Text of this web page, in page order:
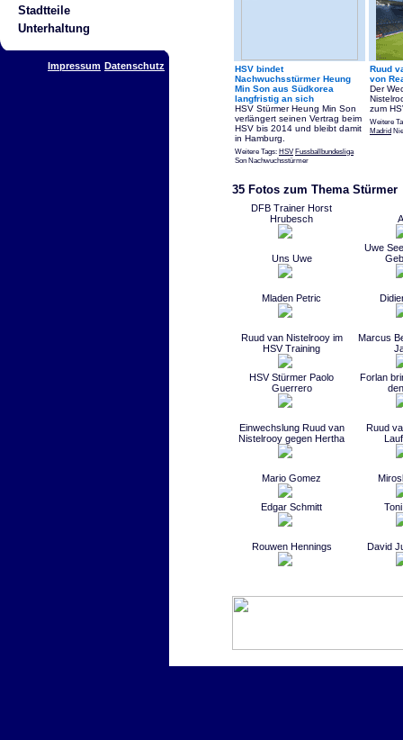
Stadtteile
Unterhaltung
Impressum Datenschutz
HSV bindet
Nachwuchsstürmer Heung
Min Son aus Südkorea
langfristig an sich
HSV Stürmer Heung Min Son
verlängert seinen Vertrag beim
HSV bis 2014 und bleibt damit
in Hamburg.
Weitere Tags: HSV Fussballbundesliga
Son Nachwuchsstürmer
Ruud
von
Der
zum
Weitere
Madrid
35 Fotos zum Thema Stürmer
DFB Trainer Horst
Hrubesch
Uns Uwe
Uwe
Mladen Petric
Ruud van Nistelrooy im
HSV Training
Marcus
HSV Stürmer Paolo
Guerrero
Forlan
Einwechslung Ruud van
Nistelrooy gegen Hertha
Ruud
Mario Gomez
Edgar Schmitt
Rouwen Hennings David